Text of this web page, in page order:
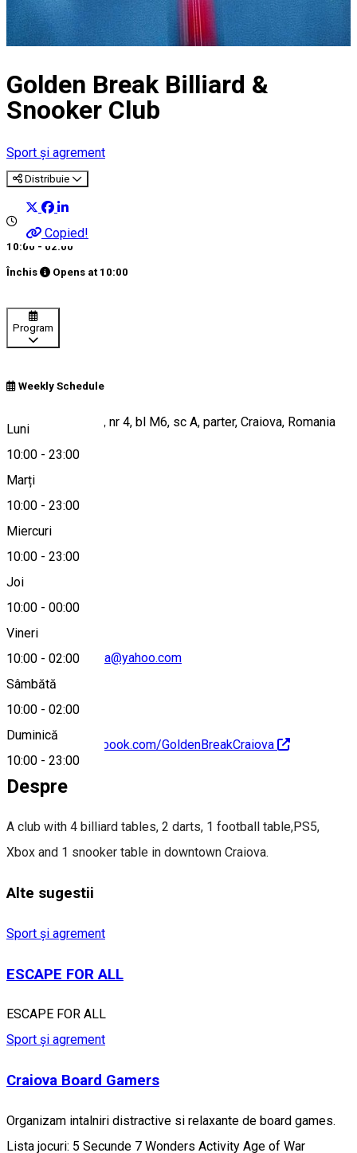
Golden Break Billiard &
Snooker Club
Sport și agrement
Distribuie
Copied!
10:00 - 02:00
Închis Opens at 10:00
Program
Weekly Schedule
Luni
10:00 - 23:00
Marți
10:00 - 23:00
Miercuri
10:00 - 23:00
Joi
10:00 - 00:00
Vineri
10:00 - 02:00
Sâmbătă
10:00 - 02:00
Duminică
10:00 - 23:00
Bulevardul Carol I, nr 4, bl M6, sc A, parter, Craiova, Romania
Hartă
stefangeorgeilinca@yahoo.com
https://www.facebook.com/GoldenBreakCraiova
Despre
A club with 4 billiard tables, 2 darts, 1 football table,PS5,
Xbox and 1 snooker table in downtown Craiova.
Alte sugestii
Sport și agrement
ESCAPE FOR ALL
ESCAPE FOR ALL
Sport și agrement
Craiova Board Gamers
Organizam intalniri distractive si relaxante de board games.
Lista jocuri: 5 Secunde 7 Wonders Activity Age of War